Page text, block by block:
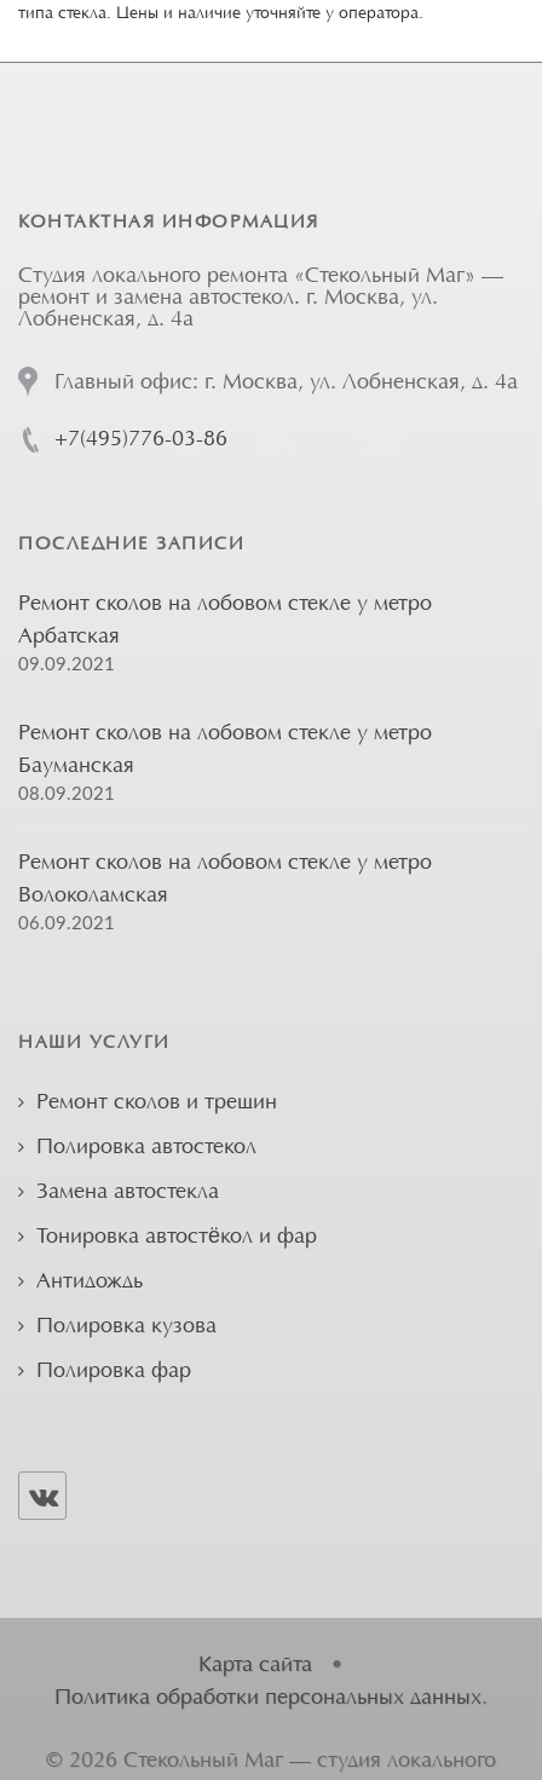
типа стекла. Цены и наличие уточняйте у оператора.
КОНТАКТНАЯ ИНФОРМАЦИЯ
Студия локального ремонта «Стекольный Маг» —
ремонт и замена автостекол. г. Москва, ул.
Лобненская, д. 4а
Главный офис: г. Москва, ул. Лобненская, д. 4а
+7(495)776-03-86
ПОСЛЕДНИЕ ЗАПИСИ
Ремонт сколов на лобовом стекле у метро
Арбатская
09.09.2021
Ремонт сколов на лобовом стекле у метро
Бауманская
08.09.2021
Ремонт сколов на лобовом стекле у метро
Волоколамская
06.09.2021
НАШИ УСЛУГИ
Ремонт сколов и трещин
Полировка автостекол
Замена автостекла
Тонировка автостёкол и фар
Антидождь
Полировка кузова
Полировка фар
Карта сайта
•
Политика обработки персональных данных.
© 2026 Стекольный Маг — студия локального